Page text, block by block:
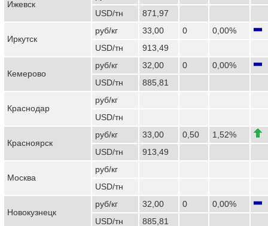
Ижевск
USD/тн
871,97
Иркутск
руб/кг 33,00 0
0,00%
USD/тн
913,49
Кемерово
руб/кг 32,00 0
0,00%
USD/тн
885,81
Краснодар
руб/кг
USD/тн
Красноярск
руб/кг 33,00 0,50
1,52%
USD/тн
913,49
Москва
руб/кг
USD/тн
Новокузнецк
руб/кг 32,00 0
0,00%
USD/тн
885,81